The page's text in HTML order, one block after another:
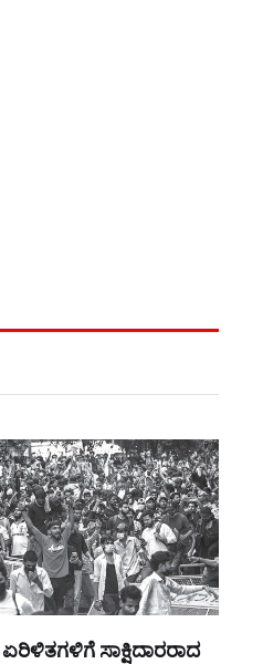
ಸಾಕ್ಷಿದಾರರಾದ